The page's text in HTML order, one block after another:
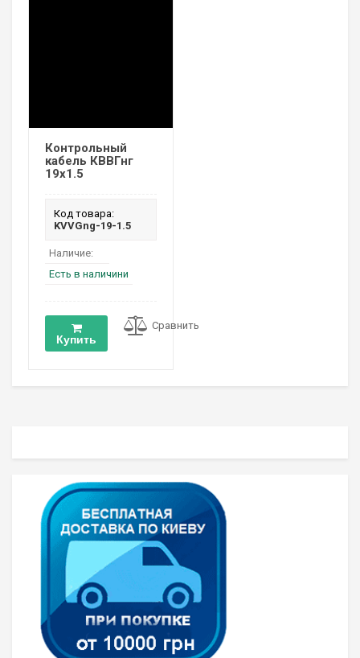
Контрольный
кабель КВВГнг
19х1.5
Код товара:
KVVGng-19-1.5
Наличие:
Есть в наличини
Купить
Сравнить